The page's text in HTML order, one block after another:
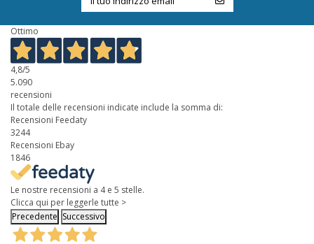
Ottimo
4,8/5
5.090
recensioni
Il totale delle recensioni indicate include la somma di:
Recensioni Feedaty
3244
Recensioni Ebay
1846
Le nostre recensioni a 4 e 5 stelle.
Clicca qui per leggerle tutte >
Precedente Successivo